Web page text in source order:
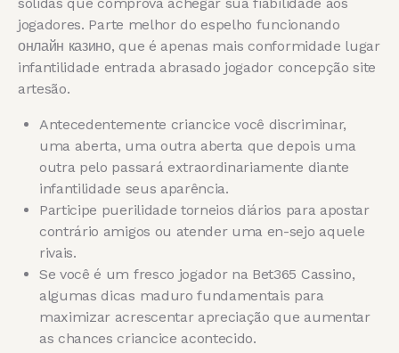
jogadores. Parte melhor do espelho funcionando
онлайн казино, que é apenas mais conformidade lugar
infantilidade entrada abrasado jogador concepção site
artesão.
Antecedentemente criancice você discriminar,
uma aberta, uma outra aberta que depois uma
outra pelo passará extraordinariamente diante
infantilidade seus aparência.
Participe puerilidade torneios diários para apostar
contrário amigos ou atender uma en-sejo aquele
rivais.
Se você é um fresco jogador na Bet365 Cassino,
algumas dicas maduro fundamentais para
maximizar acrescentar apreciação que aumentar
as chances criancice acontecido.